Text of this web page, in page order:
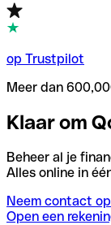
op Trustpilot
Meer dan
Klaar om
Beheer al je
Alles online in
Neem contact
Open een